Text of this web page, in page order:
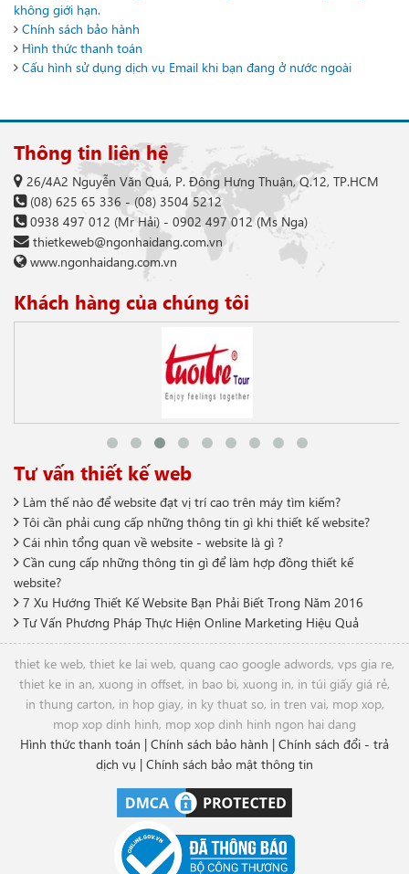
không giới hạn.
Chính sách bảo hành
Hình thức thanh toán
Cấu hình sử dụng dịch vụ Email khi bạn đang ở nước ngoài
Thông tin liên hệ
26/4A2 Nguyễn Văn Quá, P. Đông Hưng Thuận, Q.12, TP.HCM
(08) 625 65 336 -(08) 3504 5212
0938 497 012 (Mr Hải) - 0902 497 012(Ms Nga)
thietkeweb@ngonhaidang.com.vn
www.ngonhaidang.com.vn
Khách hàng của chúng tôi
Tư vấn thiết kế web
Làm thế nào để website đạt vị trí cao trên máy tìm kiếm?
Tôi cần phải cung cấp những thông tin gì khi thiết kế website?
Cái nhìn tổng quan về website - website là gì ?
Cần cung cấp những thông tin gì để làm hợp đồng thiết kế
website?
7 Xu Hướng Thiết Kế Website Bạn Phải Biết Trong Năm 2016
Tư Vấn Phương Pháp Thực Hiện Online Marketing Hiệu Quả
thiet ke web, thiet ke lai web, quang cao google adwords, vps gia re,
thiet ke in an, xuong in offset, in bao bi, xuong in, in túi giấy giá rẻ,
in thung carton, in hop giay, in ky thuat so, in tren vai, mop xop,
mop xop dinh hinh, mop xop dinh hinh ngon hai dang
Hình thức thanh toán | Chính sách bảo hành | Chính sách đổi - trả
dịch vụ | Chính sách bảo mật thông tin